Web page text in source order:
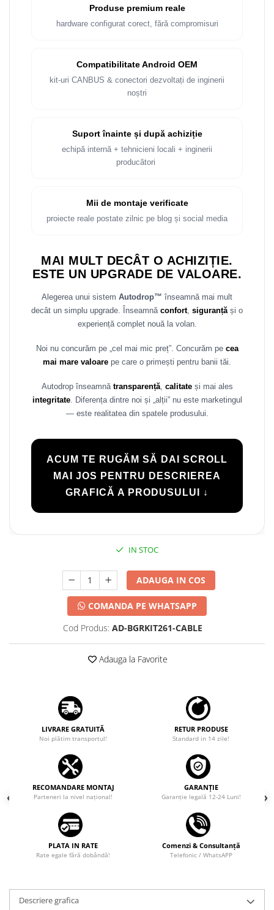
Produse premium reale
hardware configurat corect, fără compromisuri
Compatibilitate Android OEM
kit-uri CANBUS & conectori dezvoltați de inginerii
noștri
Suport înainte și după achiziție
echipă internă + tehnicieni locali + inginerii
producători
Mii de montaje verificate
proiecte reale postate zilnic pe blog și social media
MAI MULT DECÂT O ACHIZIȚIE.
ESTE UN UPGRADE DE VALOARE.
Alegerea unui sistem Autodrop™ înseamnă mai mult
decât un simplu upgrade. Înseamnă confort, siguranțăși o
experiență complet nouă la volan.
Noi nu concurăm pe „cel mai mic preț”. Concurăm pe cea
mai mare valoare pe care o primești pentru banii tăi.
Autodrop înseamnă transparență, calitateși mai ales
integritate. Diferența dintre noi și „alții” nu este marketingul
— este realitatea din spatele produsului.
ACUM TE RUGĂM SĂ DAI SCROLL
MAI JOS PENTRU DESCRIEREA
GRAFICĂ A PRODUSULUI ↓
IN STOC
ADAUGA IN COS
COMANDA PE WHATSAPP
Cod Produs: AD-BGRKIT261-CABLE
Adauga la Favorite
LIVRARE GRATUITĂ
Noi plătim transportul!
RETUR PRODUSE
Standard in 14 zile!
RECOMANDARE MONTAJ
Parteneri la nivel național!
GARANȚIE
Garanţie legală 12-24 Luni!
PLATA IN RATE
Rate egale fără dobândă!
Comenzi & Consultanță
Telefonic / WhatsAPP
Descriere grafica